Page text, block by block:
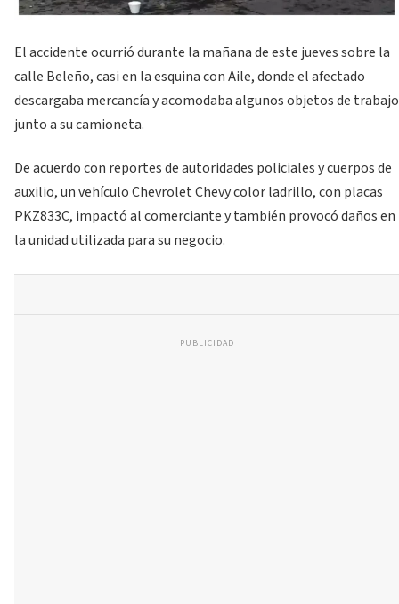
El accidente ocurrió durante la mañana de este jueves sobre la
calle Beleño, casi en la esquina con Aile, donde el afectado
descargaba mercancía y acomodaba algunos objetos de trabajo
junto a su camioneta.
De acuerdo con reportes de autoridades policiales y cuerpos de
auxilio, un vehículo Chevrolet Chevy color ladrillo, con placas
PKZ833C, impactó al comerciante y también provocó daños en
la unidad utilizada para su negocio.
PUBLICIDAD